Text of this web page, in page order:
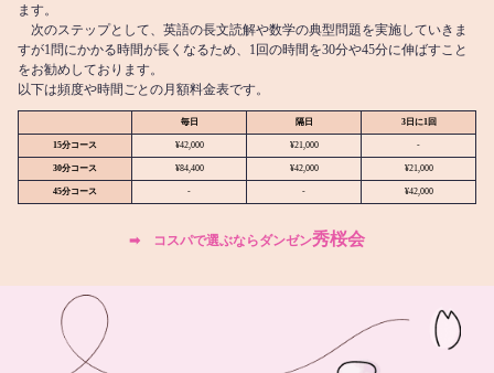
ます。
次のステップとして、英語の長文読解や数学の典型問題を実施していきま
すが1問にかかる時間が長くなるため、1回の時間を30分や45分に伸ばすこと
をお勧めしております。
以下は頻度や時間ごとの月額料金表です。
毎日 隔日 3日に1回
15分コース ¥42,000 ¥21,000 -
30分コース ¥84,400 ¥42,000 ¥21,000
45分コース - - ¥42,000
➡︎ コスパで選ぶならダンゼン秀桜会